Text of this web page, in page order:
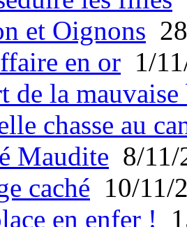
et Oignons
en or 1/
de la
chasse au
Maudite 8/11/
caché 10/11/
en enfer !